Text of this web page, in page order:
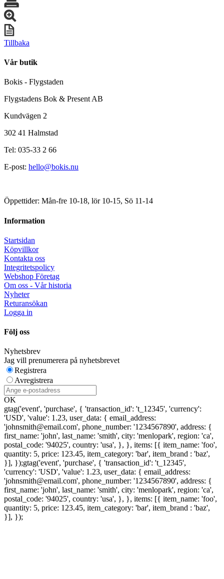
Tillbaka
Vår butik
Bokis - Flygstaden
Flygstadens Bok & Present AB
Kundvägen 2
302 41 Halmstad
Tel: 035-33 2 66
E-post: hello@bokis.nu
Öppettider: Mån-fre 10-18, lör 10-15, Sö 11-14
Information
Startsidan
Köpvillkor
Kontakta oss
Integritetspolicy
Webshop Företag
Om oss - Vår historia
Nyheter
Returansökan
Logga in
Följ oss
Nyhetsbrev
Jag vill prenumerera på nyhetsbrevet
Registrera
Avregistrera
OK
gtag('event', 'purchase', { 'transaction_id': 't_12345', 'currency':
'USD', 'value': 1.23, user_data: { email_address:
'johnsmith@email.com', phone_number: '1234567890', address: {
first_name: 'john', last_name: 'smith', city: 'menlopark', region: 'ca',
postal_code: '94025', country: 'usa', }, }, items: [{ item_name: 'foo',
quantity: 5, price: 123.45, item_category: 'bar', item_brand : 'baz',
}], });gtag('event', 'purchase', { 'transaction_id': 't_12345',
'currency': 'USD', 'value': 1.23, user_data: { email_address:
'johnsmith@email.com', phone_number: '1234567890', address: {
first_name: 'john', last_name: 'smith', city: 'menlopark', region: 'ca',
postal_code: '94025', country: 'usa', }, }, items: [{ item_name: 'foo',
quantity: 5, price: 123.45, item_category: 'bar', item_brand : 'baz',
}], });